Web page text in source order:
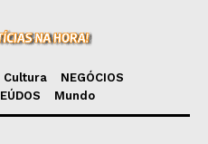
Cultura
NEGÓCIOS
Mundo